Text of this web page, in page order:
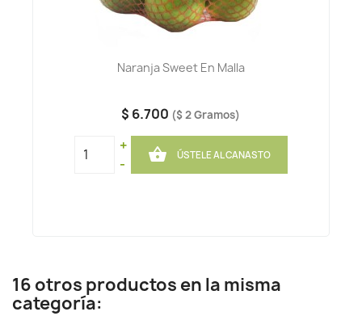
Naranja Sweet En Malla
$ 6.700 ($ 2 Gramos)
+
-
 ÚSTELE AL CANASTO
16 otros productos en la misma
categoría: